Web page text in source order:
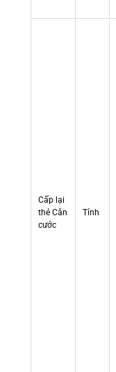
Cấp lại
thẻ Căn
cước
Tỉnh